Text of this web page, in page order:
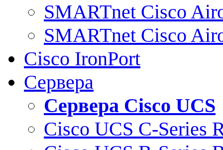
SMARTnet Cisco
SMARTnet Cisco
Cisco IronPort
Сервера
Сервера Cisco UCS
Cisco UCS C-Series